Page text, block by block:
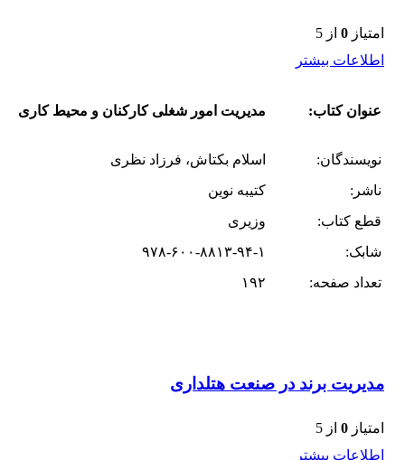
امتیاز 0 از 5
اطلاعات بیشتر
عنوان کتاب: مدیریت امور شغلی کارکنان و محیط کاری
نویسندگان:
اسلام بکتاش، فرزاد نظری
ناشر:
کتیبه نوین
قطع کتاب:
وزیری
شابک:
۹۷۸-۶۰۰-۸۸۱۳-۹۴-۱
تعداد صفحه:
۱۹۲
مدیریت برند در صنعت هتلداری
امتیاز 0 از 5
اطلاعات بیشتر